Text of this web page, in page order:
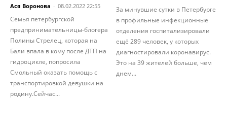
Ася Воронова - 08.02.2022 22:55
Семья петербургской
предпринимательницы-блогера
Полины Стрелец, которая на
Бали впала в кому после ДТП на
гидроцикле, попросила
Смольный оказать помощь с
транспортировкой девушки на
родину.Сейчас...
За минувшие сутки в Петербурге
в профильные инфекционные
отделения госпитализировали
ещё 289 человек, у которых
диагностировали коронавирус.
Это на 39 жителей больше, чем
днем...